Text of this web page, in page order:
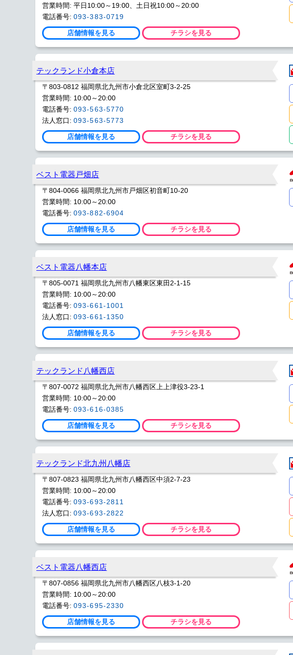
営業時間: 平日10:00～19:00、土日祝10:00～20:00
電話番号: 093-383-0719
店舗情報を見る チラシを見る
テックランド小倉本店
〒803-0812 福岡県北九州市小倉北区室町3-2-25
営業時間: 10:00～20:00
電話番号: 093-563-5770
法人窓口: 093-563-5773
店舗情報を見る チラシを見る
ベスト電器戸畑店
〒804-0066 福岡県北九州市戸畑区初音町10-20
営業時間: 10:00～20:00
電話番号: 093-882-6904
店舗情報を見る チラシを見る
ベスト電器八幡本店
〒805-0071 福岡県北九州市八幡東区東田2-1-15
営業時間: 10:00～20:00
電話番号: 093-661-1001
法人窓口: 093-661-1350
店舗情報を見る チラシを見る
テックランド八幡西店
〒807-0072 福岡県北九州市八幡西区上上津役3-23-1
営業時間: 10:00～20:00
電話番号: 093-616-0385
店舗情報を見る チラシを見る
テックランド北九州八幡店
〒807-0823 福岡県北九州市八幡西区中須2-7-23
営業時間: 10:00～20:00
電話番号: 093-693-2811
法人窓口: 093-693-2822
店舗情報を見る チラシを見る
ベスト電器八幡西店
〒807-0856 福岡県北九州市八幡西区八枝3-1-20
営業時間: 10:00～20:00
電話番号: 093-695-2330
店舗情報を見る チラシを見る